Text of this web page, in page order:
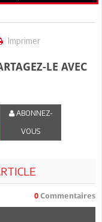
Imprimer
LE AVEC
ABONNEZ-
VOUS
0 Commentaires